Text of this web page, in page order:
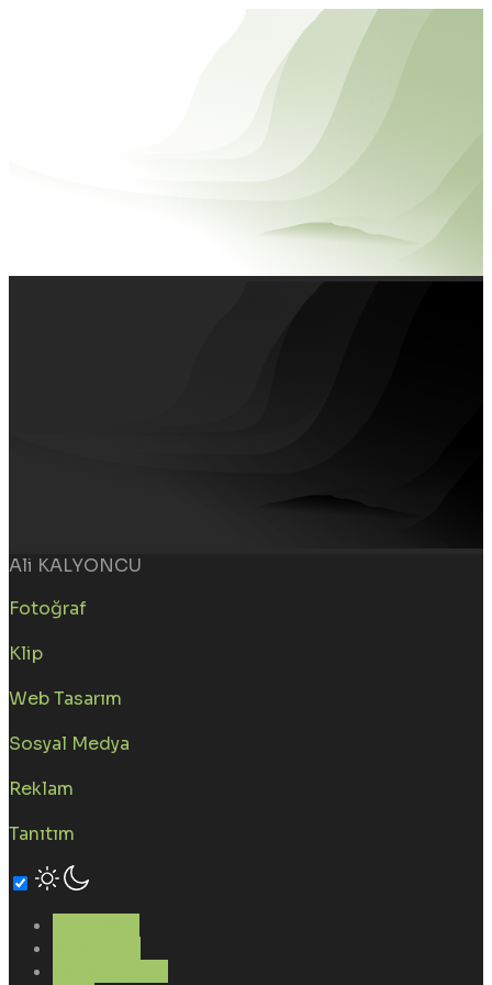
Ali KALYONCU
Fotoğraf
Klip
Web Tasarım
Sosyal Medya
Reklam
Tanıtım